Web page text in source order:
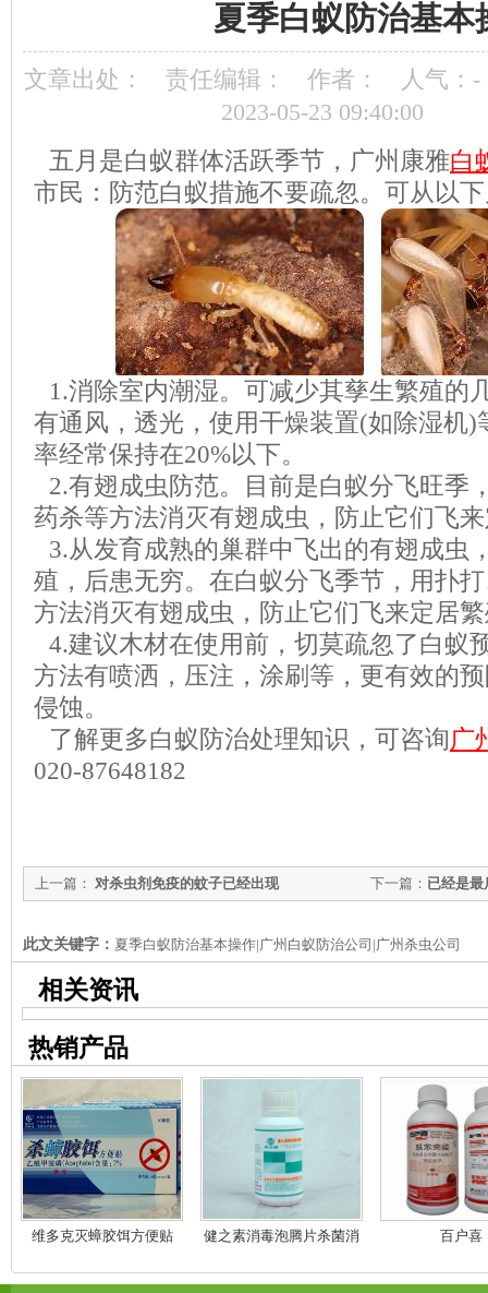
夏季白蚁防治基本
文章出处： 责任编辑： 作者： 人气： -
2023-05-23 09:40:00
五月是白蚁群体活跃季节，广州康雅白
市民：防范白蚁措施不要疏忽。可从以
1.消除室内潮湿。可减少其孳生繁殖的
有通风，透光，使用干燥装置(如除湿机)
率经常保持在20%以下。
2.有翅成虫防范。目前是白蚁分飞旺季
药杀等方法消灭有翅成虫，防止它们飞
3.从发育成熟的巢群中飞出的有翅成虫
殖，后患无穷。在白蚁分飞季节，用扑
方法消灭有翅成虫，防止它们飞来定居
4.建议木材在使用前，切莫疏忽了白蚁
方法有喷洒，压注，涂刷等，更有效的
侵蚀。
了解更多白蚁防治处理知识，可咨询广
020-87648182
下一篇： 已经是最
上一篇： 对杀虫剂免疫的蚊子已经出现
此文关键字： 夏季白蚁防治基本操作|广州白蚁防治公司|广州杀虫公司
相关资讯
热销产品
维多克灭蟑胶饵方便贴
健之素消毒泡腾片杀菌消
百户喜